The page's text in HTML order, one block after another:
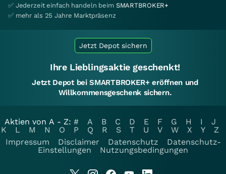
✅ Jederzeit einfach handeln beim SMARTBROKER+
✅ mehr als 25 Jahre Marktpräsenz
Jetzt Depot sichern
Ihre Lieblingsaktie geschenkt!
Jetzt Depot bei SMARTBROKER+ eröffnen und
Willkommensgeschenk sichern.
Aktien von A - Z: # A B C D E F G H I
J
K
L M N O P Q R S T U V W X Y
Z
Impressum
Disclaimer Datenschutz
Datenschutz-
Einstellungen
Nutzungsbedingungen